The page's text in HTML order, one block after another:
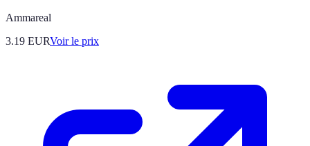
Ammareal
3.19 EURVoir le prix